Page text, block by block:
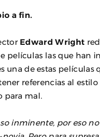
a fin.
Edward Wright
películas las que han
una de estas películas
referencias al estilo
para mal.
inminente, por eso